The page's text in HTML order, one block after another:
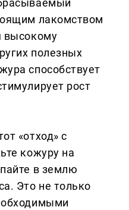
лакомством
высокому
полезных
способствует
рост
«отход» с
кожуру на
в землю
Это не только